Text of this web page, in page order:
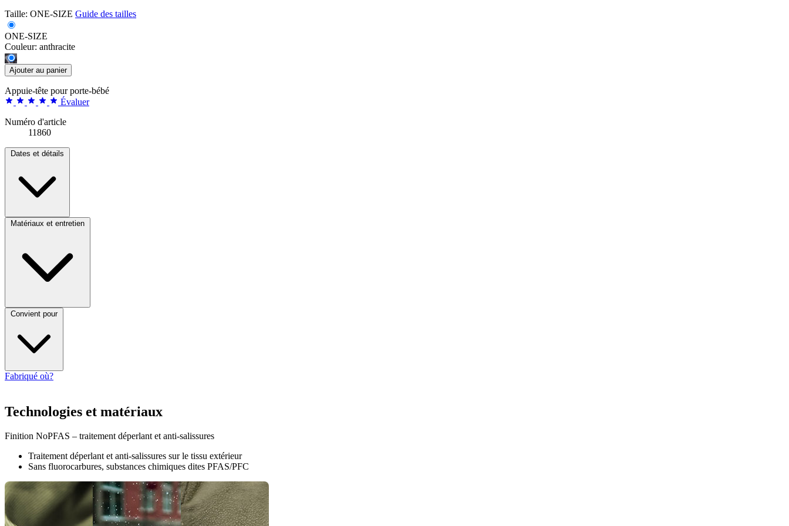
Taille: ONE-SIZE Guide des tailles
ONE-SIZE
Couleur: anthracite
Ajouter au panier
Appuie-tête pour porte-bébé
Évaluer
Numéro d'article
11860
Dates et détails
Matériaux et entretien
Convient pour
Fabriqué où?
Technologies et matériaux
Finition NoPFAS – traitement déperlant et anti-salissures
Traitement déperlant et anti-salissures sur le tissu extérieur
Sans fluorocarbures, substances chimiques dites PFAS/PFC